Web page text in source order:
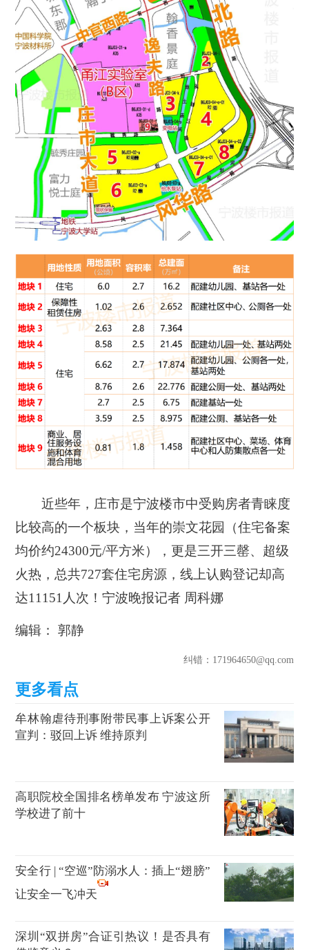
近些年，庄市是宁波楼市中受购房者青睐度
比较高的一个板块，当年的崇文花园
（住宅备案
均价约24300元/平方米）
，更是三开三罄、超级
火热，总共727套住宅房源，线上认购登记却高
达11151人次！宁波晚报记者 周科娜
编辑： 郭静
纠错：171964650@qq.com
牟林翰虐待刑事附带民事上诉案公开
宣判：驳回上诉 维持原判
高职院校全国排名榜单发布 宁波这所
学校进了前十
安全行 | “空巡”防溺水人：插上“翅膀”
让安全一飞冲天
深圳“双拼房”合证引热议！是否具有